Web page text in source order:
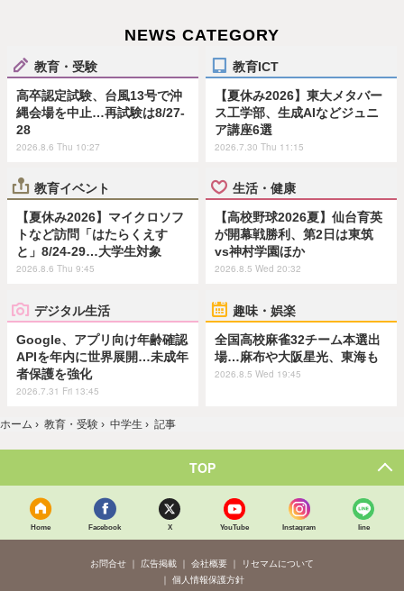
NEWS CATEGORY
教育・受験
高卒認定試験、台風13号で沖
縄会場を中止…再試験は8/27-
28
2026.8.6 Thu 10:27
教育ICT
【夏休み2026】東大メタバー
ス工学部、生成AIなどジュニ
ア講座6選
2026.7.30 Thu 11:15
教育イベント
【夏休み2026】マイクロソフ
トなど訪問「はたらくえす
と」8/24-29…大学生対象
2026.8.6 Thu 9:45
生活・健康
【高校野球2026夏】仙台育英
が開幕戦勝利、第2日は東筑
vs神村学園ほか
2026.8.5 Wed 20:32
デジタル生活
Google、アプリ向け年齢確認
APIを年内に世界展開…未成年
者保護を強化
2026.7.31 Fri 13:45
趣味・娯楽
全国高校麻雀32チーム本選出
場…麻布や大阪星光、東海も
2026.8.5 Wed 19:45
ホーム › 教育・受験 › 中学生 › 記事
TOP
Home Facebook X YouTube Instagram line
お問合せ 広告掲載 会社概要
リセマムについて
個人情報保護方針